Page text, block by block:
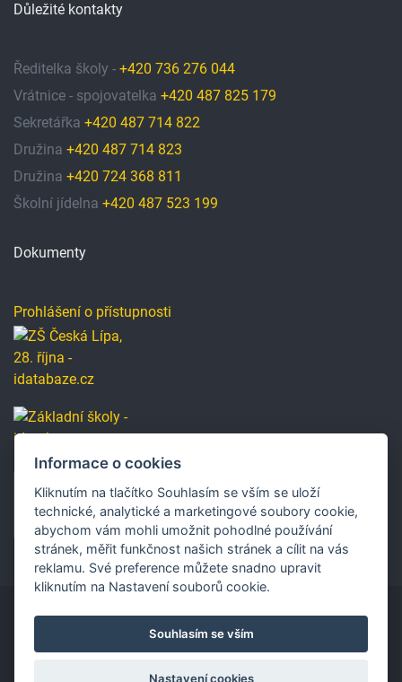
Důležité kontakty
Ředitelka školy - +420 736 276 044
Vrátnice - spojovatelka +420 487 825 179
Sekretářka +420 487 714 822
Družina +420 487 714 823
Družina +420 724 368 811
Školní jídelna +420 487 523 199
Dokumenty
Prohlášení o přístupnosti
Copyright © 2019 Základní škola, Česká Lípa, 28. října
Informace o cookies
Kliknutím na tlačítko Souhlasím se vším se uloží
technické, analytické a marketingové soubory cookie,
abychom vám mohli umožnit pohodlné používání
stránek, měřit funkčnost našich stránek a cílit na vás
reklamu. Své preference můžete snadno upravit
kliknutím na Nastavení souborů cookie.
Souhlasím se vším
Nastavení cookies